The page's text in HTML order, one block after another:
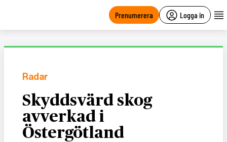
Prenumerera Logga in
Radar
Skyddsvärd skog
avverkad i
Östergötland